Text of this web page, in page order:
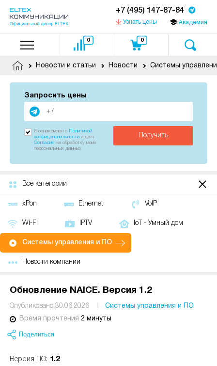
+7 (495) 147-87-84
Узнать цены Академия
0 0
Новости и статьи Новости Системы
Запросить цены
Получить
Я ознакомлен с
Политикой
конфиденциальности и даю
Согласие на обработку моих
персональных данных
Все категории
xPon Ethernet VoIP
Wi-Fi IPTV IoT - Умный дом
Системы управления и ПО
Новости компании
Обновление NAICE. Версия 1.2
Опубликовано 30.06.2026
Системы управления и ПО
Время прочтения 2 минуты
Поделиться
Версия ПО: 1.2